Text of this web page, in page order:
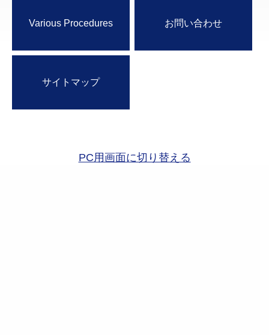
Various Procedures お問い合わせ
サイトマップ
PC用画面に切り替える